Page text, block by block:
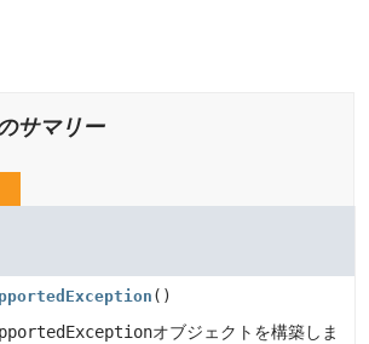
サマリー
()
オブジェクトを構築しま